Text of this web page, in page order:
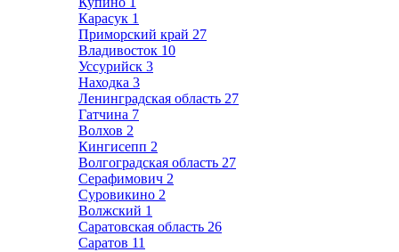
Карасук 1
Приморский край 27
Владивосток 10
Уссурийск 3
Находка 3
Ленинградская область 27
Гатчина 7
Волхов 2
Кингисепп 2
Волгоградская область 27
Серафимович 2
Суровикино 2
Волжский 1
Саратовская область 26
Саратов 11